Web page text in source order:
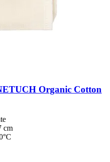
Organic Cotton
cm